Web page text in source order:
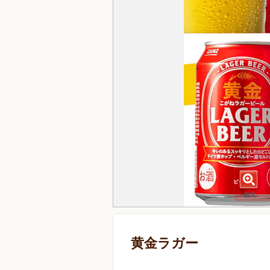
黄金ラガー